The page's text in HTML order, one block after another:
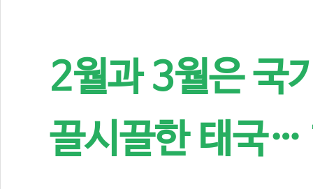
2월과 3월은 국
끌시끌한 태국…